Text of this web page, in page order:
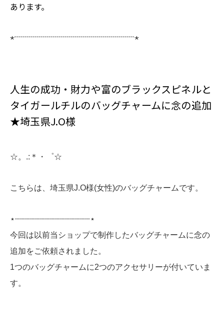
あります。
⋆┈┈┈┈┈┈┈┈┈┈┈┈┈┈┈⋆
人生の成功・財力や富のブラックスピネルと
タイガールチルのバッグチャームに念の追加
★埼玉県J.O様
☆。.:＊・゜☆
こちらは、埼玉県J.O様(女性)のバッグチャームです。
⋆┈┈┈┈┈┈┈┈┈┈┈┈┈┈┈⋆
今回は以前当ショップで制作したバッグチャームに念の
追加をご依頼されました。
1つのバッグチャームに2つのアクセサリーが付いていま
す。